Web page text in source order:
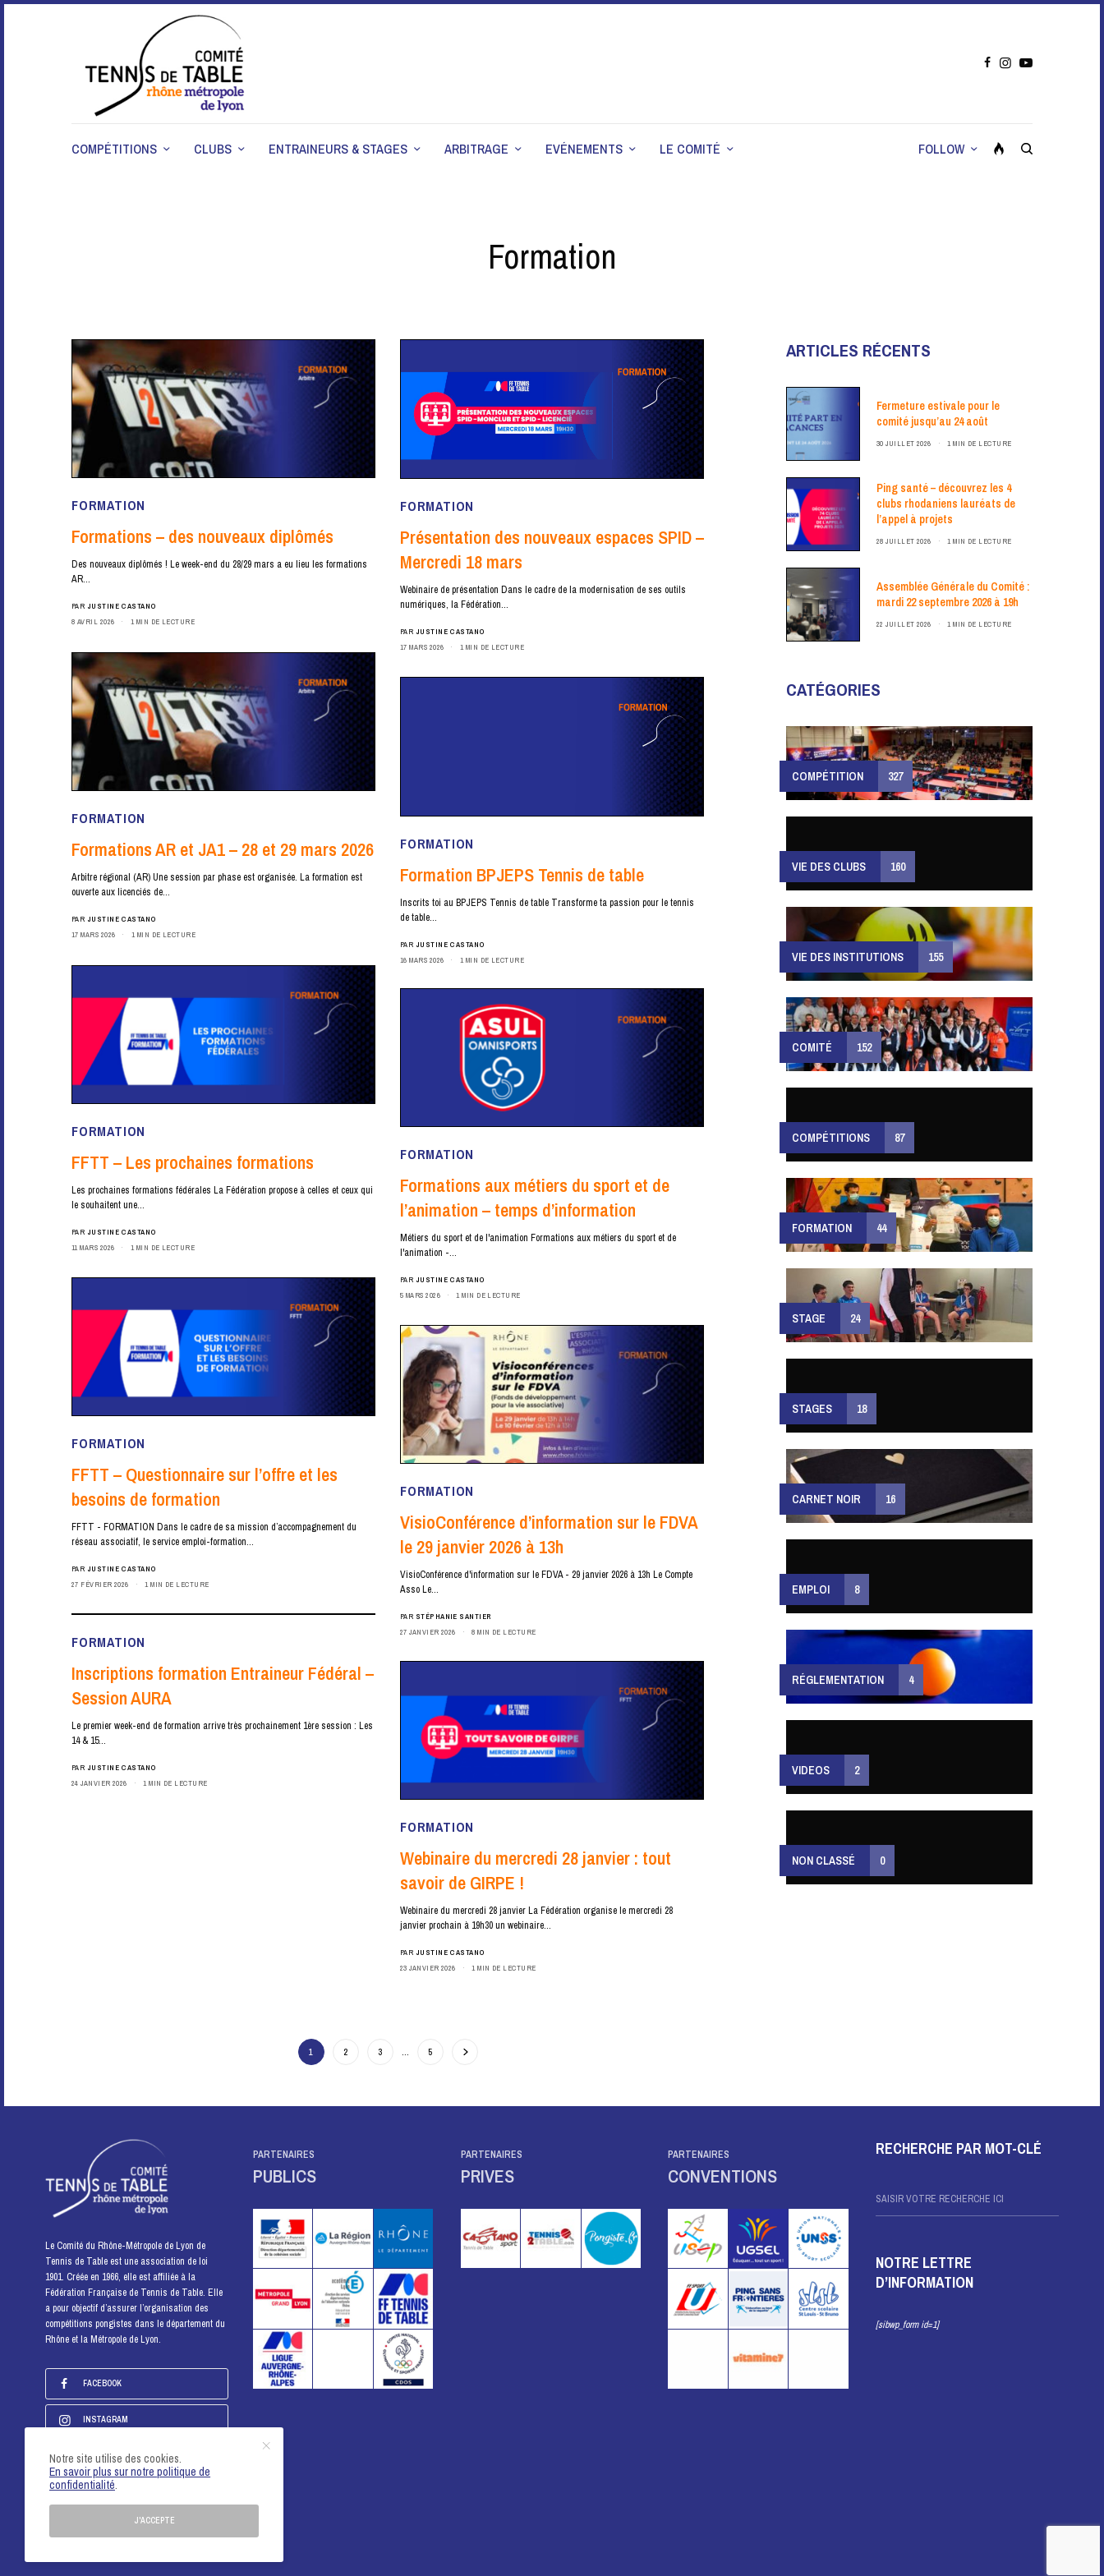
COMPÉTITIONS CLUBS ENTRAINEURS & STAGES ARBITRAGE EVÉNEMENTS LE COMITÉ FOLLOW
Formation
FORMATION
Formations – des nouveaux diplômés
Des nouveaux diplômés ! Le week-end du 28/29 mars a eu lieu les formations
AR…
PAR JUSTINE CASTANO
8 AVRIL 2026
1 MIN DE LECTURE
FORMATION
Présentation des nouveaux espaces SPID –
Mercredi 18 mars
Webinaire de présentation Dans le cadre de la modernisation de ses outils
numériques, la Fédération…
PAR JUSTINE CASTANO
17 MARS 2026
1 MIN DE LECTURE
FORMATION
Formations AR et JA1 – 28 et 29 mars 2026
Arbitre régional (AR) Une session par phase est organisée. La formation est
ouverte aux licenciés de…
PAR JUSTINE CASTANO
17 MARS 2026
1 MIN DE LECTURE
FORMATION
Formation BPJEPS Tennis de table
Inscrits toi au BPJEPS Tennis de table Transforme ta passion pour le tennis
de table…
PAR JUSTINE CASTANO
16 MARS 2026
1 MIN DE LECTURE
FORMATION
FFTT – Les prochaines formations
Les prochaines formations fédérales La Fédération propose à celles et ceux qui
le souhaitent une…
PAR JUSTINE CASTANO
11 MARS 2026
1 MIN DE LECTURE
FORMATION
Formations aux métiers du sport et de
l’animation – temps d’information
Métiers du sport et de l'animation Formations aux métiers du sport et de
l'animation -…
PAR JUSTINE CASTANO
5 MARS 2026
1 MIN DE LECTURE
FORMATION
FFTT – Questionnaire sur l’offre et les
besoins de formation
FFTT - FORMATION Dans le cadre de sa mission d’accompagnement du
réseau associatif, le service emploi-formation…
PAR JUSTINE CASTANO
27 FÉVRIER 2026
1 MIN DE LECTURE
FORMATION
VisioConférence d’information sur le FDVA
le 29 janvier 2026 à 13h
VisioConférence d'information sur le FDVA - 29 janvier 2026 à 13h Le Compte
Asso Le…
PAR STÉPHANIE SANTIER
27 JANVIER 2026
8 MIN DE LECTURE
FORMATION
Inscriptions formation Entraineur Fédéral –
Session AURA
Le premier week-end de formation arrive très prochainement 1ère session : Les
14 & 15…
PAR JUSTINE CASTANO
24 JANVIER 2026
1 MIN DE LECTURE
FORMATION
Webinaire du mercredi 28 janvier : tout
savoir de GIRPE !
Webinaire du mercredi 28 janvier La Fédération organise le mercredi 28
janvier prochain à 19h30 un webinaire…
PAR JUSTINE CASTANO
23 JANVIER 2026
1 MIN DE LECTURE
1 2 3 … 5
ARTICLES RÉCENTS
Fermeture estivale pour le
comité jusqu’au 24 août
30 JUILLET 2026 1 MIN DE LECTURE
Ping santé – découvrez les 4
clubs rhodaniens lauréats de
l’appel à projets
28 JUILLET 2026 1 MIN DE LECTURE
Assemblée Générale du Comité :
mardi 22 septembre 2026 à 19h
22 JUILLET 2026 1 MIN DE LECTURE
CATÉGORIES
COMPÉTITION 327
VIE DES CLUBS 160
VIE DES INSTITUTIONS 155
COMITÉ 152
COMPÉTITIONS 87
FORMATION 44
STAGE 24
STAGES 18
CARNET NOIR 16
EMPLOI 8
RÉGLEMENTATION 4
VIDEOS 2
NON CLASSÉ 0
Le Comité du Rhône-Métropole de Lyon de
Tennis de Table est une association de loi
1901. Créée en 1966, elle est affiliée à la
Fédération Française de Tennis de Table. Elle
a pour objectif d’assurer l’organisation des
compétitions pongistes dans le département du
Rhône et la Métropole de Lyon.
FACEBOOK
INSTAGRAM
YOUTUBE
2026 - Comité du Rhône-Métropole de Lyon -
PARTENAIRES
PUBLICS
PARTENAIRES
PRIVES
PARTENAIRES
CONVENTIONS
RECHERCHE PAR MOT-CLÉ
NOTRE LETTRE
D’INFORMATION
[sibwp_form id=1]
Notre site utilise des cookies.
En savoir plus sur notre politique de
confidentialité.
J'ACCEPTE